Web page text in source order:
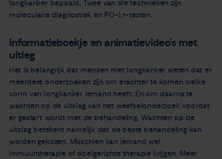
longkanker bepaald. Twee van die technieken zijn
moleculaire diagnostiek en PD-L1-testen.
Informatieboekje en animatievideo’s met
uitleg
Het is belangrijk dat mensen met longkanker weten dat er
meerdere onderzoeken zijn om erachter te komen welke
vorm van longkanker iemand heeft. En om daarna te
wachten op de uitslag van het weefselonderzoek voordat
er gestart wordt met de behandeling. Wachten op de
uitslag betekent namelijk dat de beste behandeling kan
worden gekozen. Misschien kan iemand wel
immuuntherapie of doelgerichte therapie krijgen. Meer